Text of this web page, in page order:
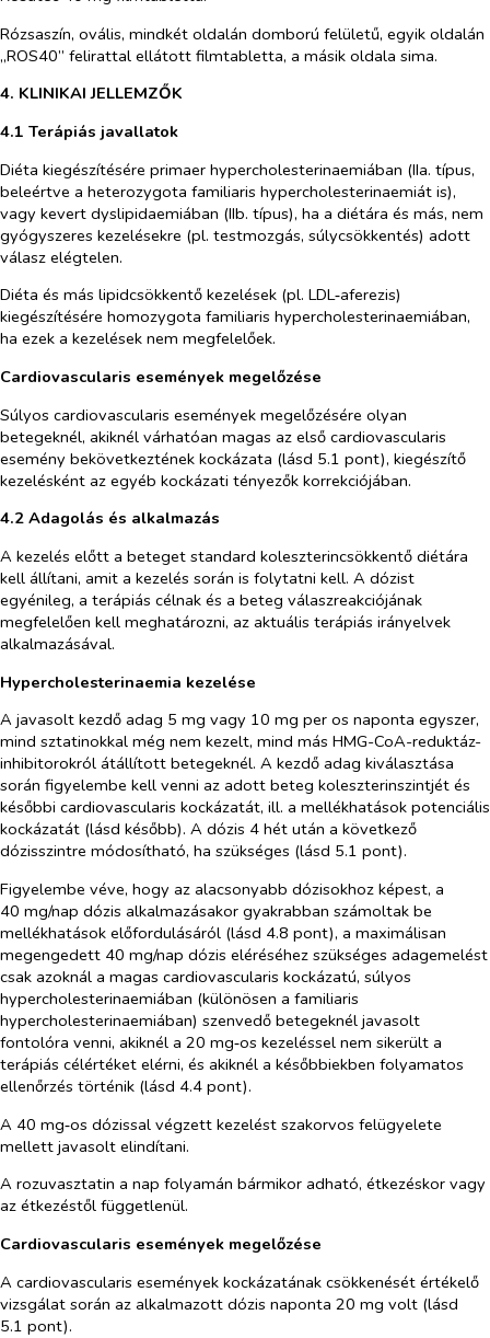
Rózsaszín, ovális, mindkét oldalán domború felületű, egyik oldalán
„ROS40” felirattal ellátott filmtabletta, a másik oldala sima.
4. KLINIKAI JELLEMZŐK
4.1 Terápiás javallatok
Diéta kiegészítésére primaer hypercholesterinaemiában (IIa. típus,
beleértve a heterozygota familiaris hypercholesterinaemiát is),
vagy kevert dyslipidaemiában (IIb. típus), ha a diétára és más, nem
gyógyszeres kezelésekre (pl. testmozgás, súlycsökkentés) adott
válasz elégtelen.
Diéta és más lipidcsökkentő kezelések (pl. LDL‑aferezis)
kiegészítésére homozygota familiaris hypercholesterinaemiában,
ha ezek a kezelések nem megfelelőek.
Cardiovascularis események megelőzése
Súlyos cardiovascularis események megelőzésére olyan
betegeknél, akiknél várhatóan magas az első cardiovascularis
esemény bekövetkeztének kockázata (lásd 5.1 pont), kiegészítő
kezelésként az egyéb kockázati tényezők korrekciójában.
4.2 Adagolás és alkalmazás
A kezelés előtt a beteget standard koleszterincsökkentő diétára
kell állítani, amit a kezelés során is folytatni kell. A dózist
egyénileg, a terápiás célnak és a beteg válaszreakciójának
megfelelően kell meghatározni, az aktuális terápiás irányelvek
alkalmazásával.
Hypercholesterinaemia kezelése
A javasolt kezdő adag 5 mg vagy 10 mg per os naponta egyszer,
mind sztatinokkal még nem kezelt, mind más HMG-CoA-reduktáz-
inhibitorokról átállított betegeknél. A kezdő adag kiválasztása
során figyelembe kell venni az adott beteg koleszterinszintjét és
későbbi cardiovascularis kockázatát, ill. a mellékhatások potenciális
kockázatát (lásd később). A dózis 4 hét után a következő
dózisszintre módosítható, ha szükséges (lásd 5.1 pont).
Figyelembe véve, hogy az alacsonyabb dózisokhoz képest, a
40 mg/nap dózis alkalmazásakor gyakrabban számoltak be
mellékhatások előfordulásáról (lásd 4.8 pont), a maximálisan
megengedett 40 mg/nap dózis eléréséhez szükséges adagemelést
csak azoknál a magas cardiovascularis kockázatú, súlyos
hypercholesterinaemiában (különösen a familiaris
hypercholesterinaemiában) szenvedő betegeknél javasolt
fontolóra venni, akiknél a 20 mg‑os kezeléssel nem sikerült a
terápiás célértéket elérni, és akiknél a későbbiekben folyamatos
ellenőrzés történik (lásd 4.4 pont).
A 40 mg‑os dózissal végzett kezelést szakorvos felügyelete
mellett javasolt elindítani.
A rozuvasztatin a nap folyamán bármikor adható, étkezéskor vagy
az étkezéstől függetlenül.
Cardiovascularis események megelőzése
A cardiovascularis események kockázatának csökkenését értékelő
vizsgálat során az alkalmazott dózis naponta 20 mg volt (lásd
5.1 pont).